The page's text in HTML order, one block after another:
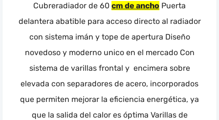
Cubreradiador de 60 cm de ancho Puerta
delantera abatible para acceso directo al radiador
con sistema imán y tope de apertura Diseño
novedoso y moderno unico en el mercado Con
sistema de varillas frontal y encimera sobre
elevada con separadores de acero, incorporados
que permiten mejorar la eficiencia energética, ya
que la salida del calor es óptima Varillas de